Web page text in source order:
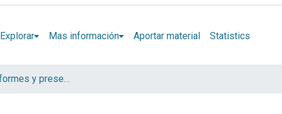
Explorar Mas información Aportar material Statistics
Artículos, informes y presentaciones en Congresos LEMIT